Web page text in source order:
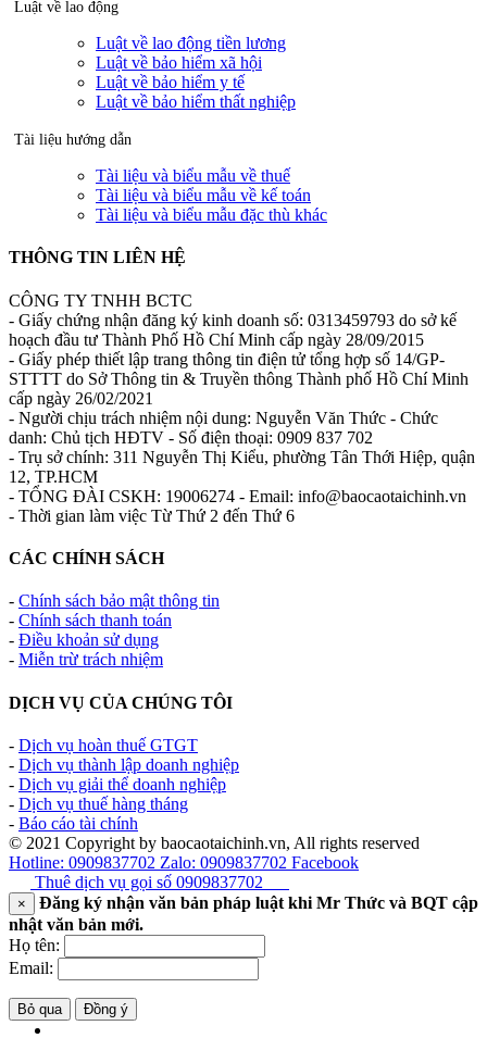
Luật về lao động
Luật về lao động tiền lương
Luật về bảo hiểm xã hội
Luật về bảo hiểm y tế
Luật về bảo hiểm thất nghiệp
Tài liệu hướng dẫn
Tài liệu và biểu mẫu về thuế
Tài liệu và biểu mẫu về kế toán
Tài liệu và biểu mẫu đặc thù khác
THÔNG TIN LIÊN HỆ
CÔNG TY TNHH BCTC
- Giấy chứng nhận đăng ký kinh doanh số: 0313459793 do sở kế
hoạch đầu tư Thành Phố Hồ Chí Minh cấp ngày 28/09/2015
- Giấy phép thiết lập trang thông tin điện tử tổng hợp số 14/GP-
STTTT do Sở Thông tin & Truyền thông Thành phố Hồ Chí Minh
cấp ngày 26/02/2021
- Người chịu trách nhiệm nội dung: Nguyễn Văn Thức - Chức
danh: Chủ tịch HĐTV - Số điện thoại: 0909 837 702
- Trụ sở chính: 311 Nguyễn Thị Kiểu, phường Tân Thới Hiệp, quận
12, TP.HCM
- TỔNG ĐÀI CSKH: 19006274 - Email: info@baocaotaichinh.vn
- Thời gian làm việc Từ Thứ 2 đến Thứ 6
CÁC CHÍNH SÁCH
- Chính sách bảo mật thông tin
- Chính sách thanh toán
- Điều khoản sử dụng
- Miễn trừ trách nhiệm
DỊCH VỤ CỦA CHÚNG TÔI
- Dịch vụ hoàn thuế GTGT
- Dịch vụ thành lập doanh nghiệp
- Dịch vụ giải thể doanh nghiệp
- Dịch vụ thuế hàng tháng
- Báo cáo tài chính
© 2021 Copyright by baocaotaichinh.vn, All rights reserved
Hotline: 0909837702 Zalo: 0909837702 Facebook
Thuê dịch vụ gọi số 0909837702
×
Đăng ký nhận văn bản pháp luật khi Mr Thức và BQT cập
nhật văn bản mới.
Họ tên:
Email:
Bỏ qua Đồng ý